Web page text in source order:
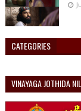
CATEGORIES
VINAYAGA JOTHIDA